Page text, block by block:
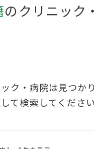
のクリニック
ク・病院は見つか
て検索してください